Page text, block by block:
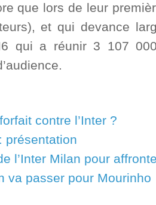
que lors de leur
et qui devance
qui a réunir 3 107
contre l’Inter ?
présentation
l’Inter Milan pour
va passer pour Mourinho